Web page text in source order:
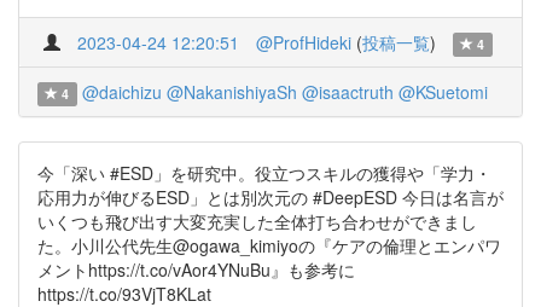
2023-04-24 12:20:51 @ProfHideki (投稿一覧) 4
4 @daichizu @NakanishiyaSh @isaactruth @KSuetomi
今「深い #ESD」を研究中。役立つスキルの獲得や「学力・
応用力が伸びるESD」とは別次元の #DeepESD 今日は名言が
いくつも飛び出す大変充実した全体打ち合わせができまし
た。小川公代先生@ogawa_kimiyoの『ケアの倫理とエンパワ
メントhttps://t.co/vAor4YNuBu』も参考に
https://t.co/93VjT8KLat